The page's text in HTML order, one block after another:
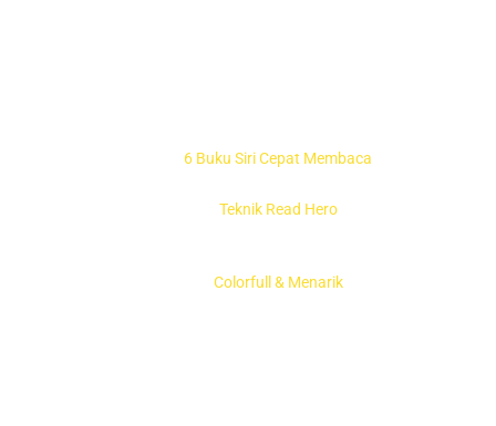
6 Buku Siri Cepat Membaca
Teknik Read Hero
Colorfull & Menarik